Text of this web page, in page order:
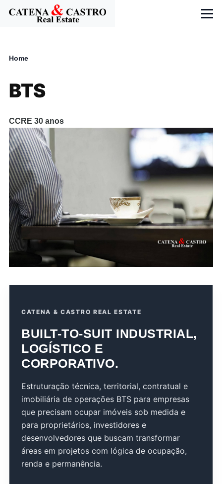
Skip to main content
Menu
Home
BTS
CCRE 30 anos
CATENA & CASTRO REAL ESTATE
BUILT-TO-SUIT INDUSTRIAL,
LOGÍSTICO E
CORPORATIVO.
Estruturação técnica, territorial, contratual e
imobiliária de operações BTS para empresas
que precisam ocupar imóveis sob medida e
para proprietários, investidores e
desenvolvedores que buscam transformar
áreas em projetos com lógica de ocupação,
renda e permanência.